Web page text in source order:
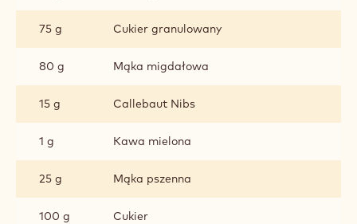
75 g Cukier granulowany
80 g Mąka migdałowa
15 g Callebaut Nibs
1 g Kawa mielona
25 g Mąka pszenna
100 g Cukier